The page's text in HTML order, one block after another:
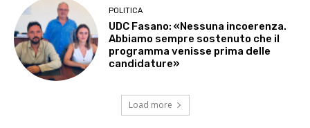
POLITICA
UDC Fasano: «Nessuna incoerenza.
Abbiamo sempre sostenuto che il
programma venisse prima delle
candidature»
Load more